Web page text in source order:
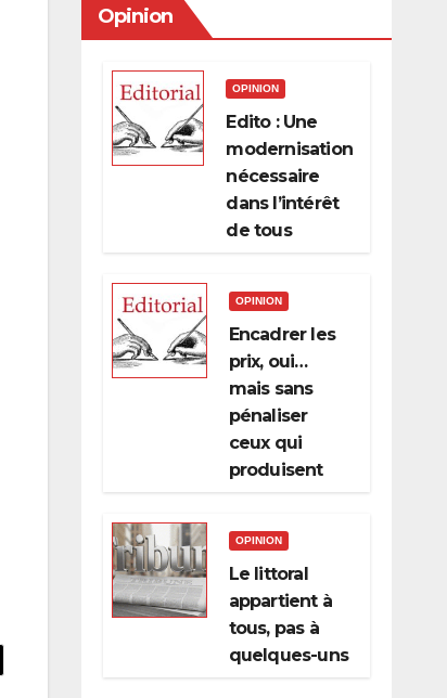
Opinion
OPINION
Edito : Une
modernisation
nécessaire
dans l’intérêt
de tous
OPINION
Encadrer les
prix, oui…
mais sans
pénaliser
ceux qui
produisent
OPINION
Le littoral
appartient à
tous, pas à
quelques-uns